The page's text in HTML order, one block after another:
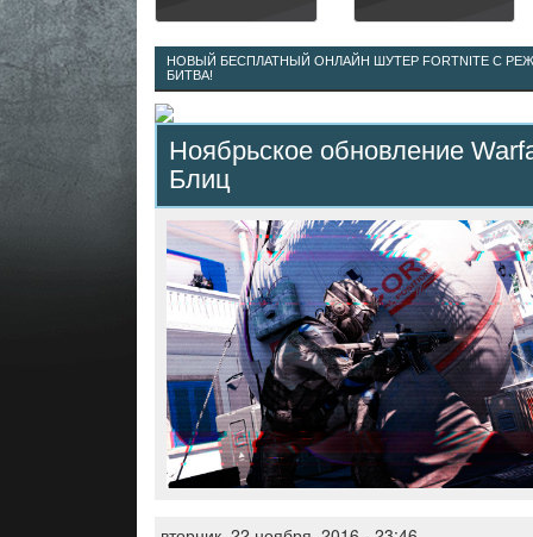
НОВЫЙ БЕСПЛАТНЫЙ ОНЛАЙН ШУТЕР FORTNITE С
БИТВА!
Ноябрьское обновление
Блиц